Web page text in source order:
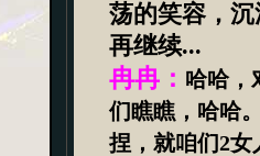
荡的笑容，
再继续...
冉冉： 哈哈，
们瞧瞧，哈哈
捏，就咱们2女